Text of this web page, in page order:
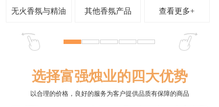
查看更多+
选择富强烛业的四大优势
以合理的价格，良好的服务为客户提供品质有保障的商品